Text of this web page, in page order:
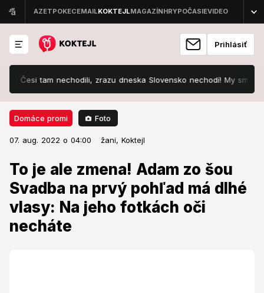
Prihlásiť
tam nechodili, zrazu dneska Slovensko nechodí! My sme to pole
Domáce promi Foto
07. aug. 2022 o 04:00 žani, Koktejl
To je ale zmena! Adam zo šou
Svadba na prvý pohľad má dlhé
vlasy: Na jeho fotkách oči
necháte
Domáce promi 07. aug. 2022 o 04:00
To je ale zmena! Adam zo šou
Svadba na prvý pohľad má dlhé
vlasy: Na jeho fotkách oči necháte
Adam sa zviditeľnil vďaka šou Svadba na prvý
pohľad.